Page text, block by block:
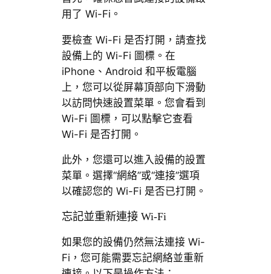
用了 Wi-Fi。
要檢查 Wi-Fi 是否打開，請查找
設備上的 Wi-Fi 圖標。在
iPhone、Android 和平板電腦
上，您可以從屏幕頂部向下滑動
以訪問快速設置菜單。您會看到
Wi-Fi 圖標，可以點擊它查看
Wi-Fi 是否打開。
此外，您還可以進入設備的設置
菜單。選擇“網絡”或“連接”選項
以確認您的 Wi-Fi 是否已打開。
忘記並重新連接 Wi-Fi
如果您的設備仍然無法連接 Wi-
Fi，您可能需要忘記網絡並重新